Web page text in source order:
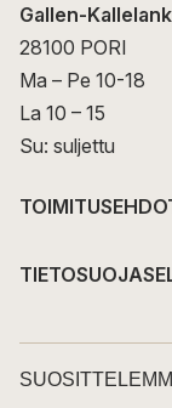
Gallen-
28100 PORI
Ma – Pe 10-18
La 10 – 15
Su: suljettu